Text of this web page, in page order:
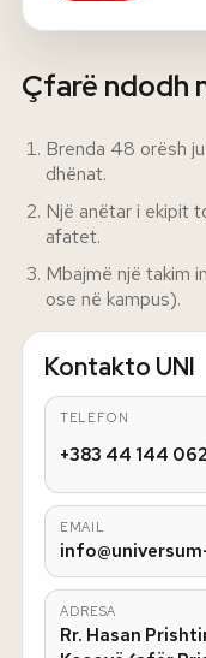
Çfarë ndodh
Brenda 48 orësh
dhënat.
Një anëtar i ekipit
afatet.
Mbajmë një takim
ose në kampus).
Kontakto UNI
TELEFON
+383 44 144 062
EMAIL
ADRESA
Rr. Hasan